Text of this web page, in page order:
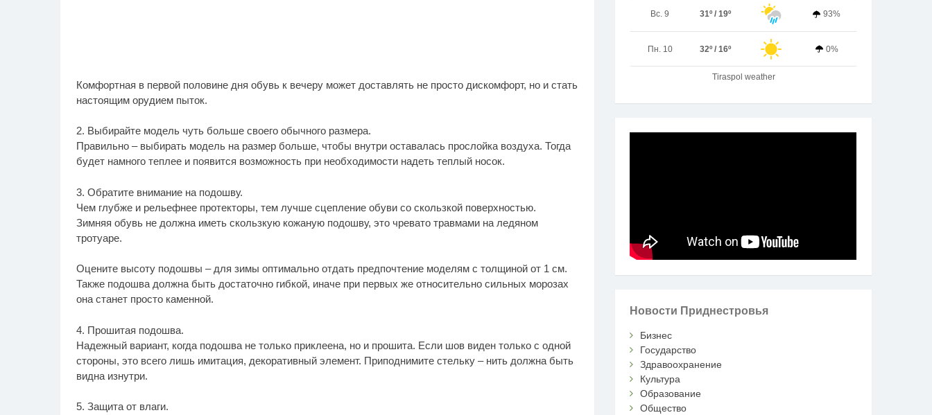
Комфортная в первой половине дня обувь к вечеру может доставлять не просто дискомфорт, но и стать
настоящим орудием пыток.
2. Выбирайте модель чуть больше своего обычного размера.
Правильно – выбирать модель на размер больше, чтобы внутри оставалась прослойка воздуха. Тогда
будет намного теплее и появится возможность при необходимости надеть теплый носок.
3. Обратите внимание на подошву.
Чем глубже и рельефнее протекторы, тем лучше сцепление обуви со скользкой поверхностью.
Зимняя обувь не должна иметь скользкую кожаную подошву, это чревато травмами на ледяном
тротуаре.
Оцените высоту подошвы – для зимы оптимально отдать предпочтение моделям с толщиной от 1 см.
Также подошва должна быть достаточно гибкой, иначе при первых же относительно сильных морозах
она станет просто каменной.
4. Прошитая подошва.
Надежный вариант, когда подошва не только приклеена, но и прошита. Если шов виден только с одной
стороны, это всего лишь имитация, декоративный элемент. Приподнимите стельку – нить должна быть
видна изнутри.
5. Защита от влаги.
Вс. 9 31º / 19º 93%
Пн. 10 32º / 16º 0%
Tiraspol weather
Новости Приднестровья
Бизнес
Государство
Здравоохранение
Культура
Образование
Общество